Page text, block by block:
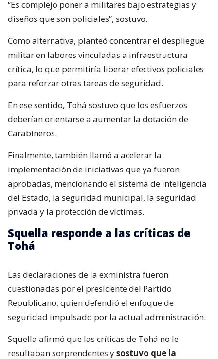
“Es complejo poner a militares bajo estrategias y
diseños que son policiales”, sostuvo.
Como alternativa, planteó concentrar el despliegue
militar en labores vinculadas a infraestructura
crítica, lo que permitiría liberar efectivos policiales
para reforzar otras tareas de seguridad.
En ese sentido, Tohá sostuvo que los esfuerzos
deberían orientarse a aumentar la dotación de
Carabineros.
Finalmente, también llamó a acelerar la
implementación de iniciativas que ya fueron
aprobadas, mencionando el sistema de inteligencia
del Estado, la seguridad municipal, la seguridad
privada y la protección de víctimas.
Squella responde a las críticas de
Tohá
Las declaraciones de la exministra fueron
cuestionadas por el presidente del Partido
Republicano, quien defendió el enfoque de
seguridad impulsado por la actual administración.
Squella afirmó que las críticas de Tohá no le
resultaban sorprendentes ysostuvo que la